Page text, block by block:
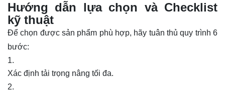
Hướng dẫn lựa chọn và Checklist
kỹ thuật
Để chọn được sản phẩm phù hợp, hãy tuân thủ quy trình 6
bước:
Xác định tải trọng nâng tối đa.